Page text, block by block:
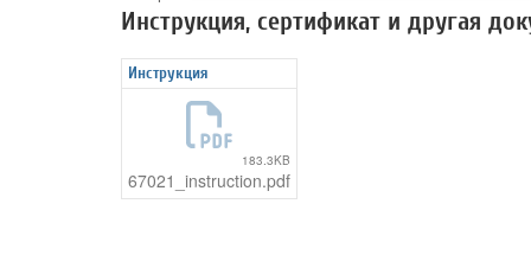
Инструкция, сертификат и другая
Инструкция
183.3KB
67021_instruction.pdf